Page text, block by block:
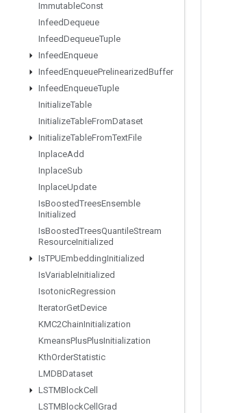
ImmutableConst
InfeedDequeue
InfeedDequeueTuple
InfeedEnqueue
InfeedEnqueuePrelinearizedBuffer
InfeedEnqueueTuple
InitializeTable
InitializeTableFromDataset
InitializeTableFromTextFile
InplaceAdd
InplaceSub
InplaceUpdate
IsBoostedTreesEnsemble
Initialized
IsBoostedTreesQuantileStream
ResourceInitialized
IsTPUEmbeddingInitialized
IsVariableInitialized
IsotonicRegression
IteratorGetDevice
KMC2ChainInitialization
KmeansPlusPlusInitialization
KthOrderStatistic
LMDBDataset
LSTMBlockCell
LSTMBlockCell Grad